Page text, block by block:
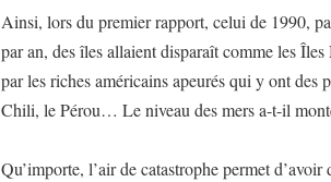
Ainsi, lors du premier rapport, celui de 1990,
par an, des îles allaient disparaît comme les
par les riches américains apeurés qui y ont
Chili, le Pérou… Le niveau des mers a-t-il
Qu’importe, l’air de catastrophe permet